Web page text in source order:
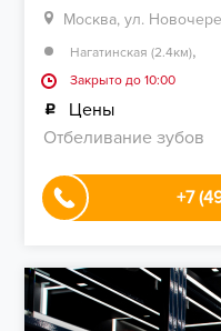
Москва, ул.
Нагатинская (2.4км),
Закрыто до 10:00
Цены
Отбеливание зубов
+7